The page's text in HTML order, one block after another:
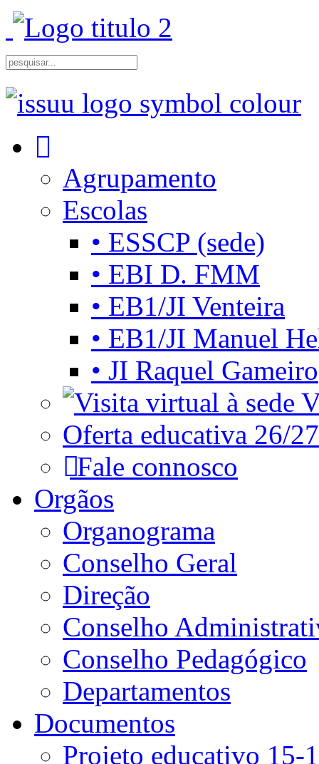
Agrupamento
Escolas
• ESSCP (sede)
• EBI D. FMM
• EB1/JI Venteira
• EB1/JI Manuel
• JI Raquel Gameiro
Oferta educativa 26/27
Fale connosco
Orgãos
Organograma
Conselho Geral
Direção
Conselho
Conselho Pedagógico
Departamentos
Documentos
Projeto educativo 15-